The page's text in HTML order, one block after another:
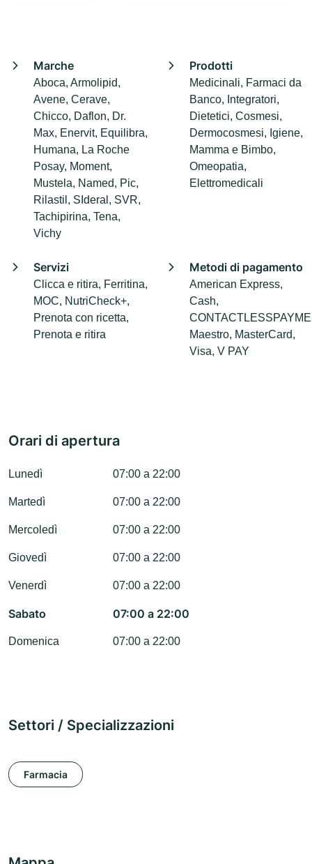
Marche
Aboca, Armolipid,
Avene, Cerave,
Chicco, Daflon, Dr.
Max, Enervit, Equilibra,
Humana, La Roche
Posay, Moment,
Mustela, Named, Pic,
Rilastil, SIderal, SVR,
Tachipirina, Tena,
Vichy
Prodotti
Medicinali, Farmaci da
Banco, Integratori,
Dietetici, Cosmesi,
Dermocosmesi, Igiene,
Mamma e Bimbo,
Omeopatia,
Elettromedicali
Servizi
Clicca e ritira, Ferritina,
MOC, NutriCheck+,
Prenota con ricetta,
Prenota e ritira
Metodi di pagamento
American Express,
Cash,
Maestro, MasterCard,
Visa, V PAY
Orari di apertura
Lunedì 07:00 a 22:00
Martedì 07:00 a 22:00
Mercoledì 07:00 a 22:00
Giovedì 07:00 a 22:00
Venerdì 07:00 a 22:00
Sabato 07:00 a 22:00
Domenica 07:00 a 22:00
Settori / Specializzazioni
Farmacia